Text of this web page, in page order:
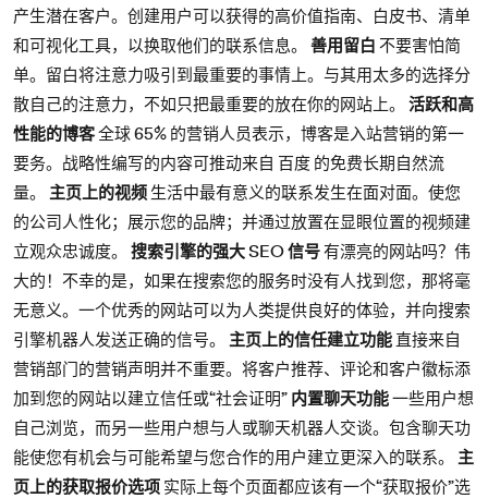
产生潜在客户。创建用户可以获得的高价值指南、白皮书、清单
和可视化工具，以换取他们的联系信息。 善用留白 不要害怕简
单。留白将注意力吸引到最重要的事情上。与其用太多的选择分
散自己的注意力，不如只把最重要的放在你的网站上。 活跃和高
性能的博客全球 65% 的营销人员表示，博客是入站营销的第一
要务。战略性编写的内容可推动来自 百度 的免费长期自然流
量。 主页上的视频 生活中最有意义的联系发生在面对面。使您
的公司人性化；展示您的品牌；并通过放置在显眼位置的视频建
立观众忠诚度。 搜索引擎的强大 SEO 信号有漂亮的网站吗？伟
大的！不幸的是，如果在搜索您的服务时没有人找到您，那将毫
无意义。一个优秀的网站可以为人类提供良好的体验，并向搜索
引擎机器人发送正确的信号。 主页上的信任建立功能 直接来自
营销部门的营销声明并不重要。将客户推荐、评论和客户徽标添
加到您的网站以建立信任或“社会证明” 内置聊天功能一些用户想
自己浏览，而另一些用户想与人或聊天机器人交谈。包含聊天功
能使您有机会与可能希望与您合作的用户建立更深入的联系。 主
页上的获取报价选项 实际上每个页面都应该有一个“获取报价”选